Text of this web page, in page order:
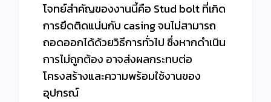
โจทย์สำคัญของงานนี้คือ Stud bolt ที่เกิด
การยึดติดแน่นกับ casing จนไม่สามารถ
ถอดออกได้ด้วยวิธีการทั่วไป ซึ่งหากดำเนิน
การไม่ถูกต้อง อาจส่งผลกระทบต่อ
โครงสร้างและความพร้อมใช้งานของ
อุปกรณ์